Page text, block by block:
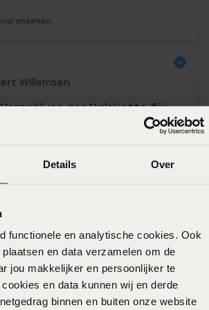
Details Over
functionele en analytische cookies. Ook
en data verzamelen om de
jou makkelijker en persoonlijker te
en data kunnen wij en derde
binnen en buiten onze website
ansehen
Willemsen
der Halskette für
gut. Wir sind zufrieden
Ausverkauft
dir gefallen